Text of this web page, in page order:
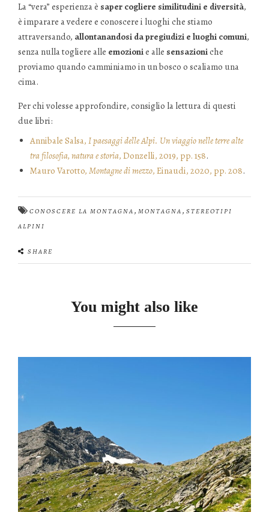
La “vera” esperienza è saper cogliere similitudini e diversità,
è imparare a vedere e conoscere i luoghi che stiamo
attraversando, allontanandosi da pregiudizi e luoghi comuni,
senza nulla togliere alle emozionie alle sensazioniche
proviamo quando camminiamo in un bosco o scaliamo una
cima.
Per chi volesse approfondire, consiglio la lettura di questi
due libri:
Annibale Salsa, I paesaggi delle Alpi. Un viaggio nelle terre alte
tra filosofia, natura e storia, Donzelli, 2019, pp. 158.
Mauro Varotto, Montagne di mezzo, Einaudi, 2020, pp. 208.
CONOSCERE LA MONTAGNA , MONTAGNA , STEREOTIPI
ALPINI
SHARE
You might also like